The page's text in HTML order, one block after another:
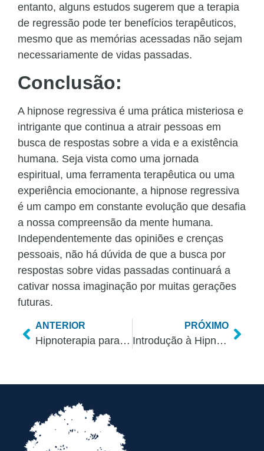
entanto, alguns estudos sugerem que a terapia
de regressão pode ter benefícios terapêuticos,
mesmo que as memórias acessadas não sejam
necessariamente de vidas passadas.
Conclusão:
A hipnose regressiva é uma prática misteriosa e
intrigante que continua a atrair pessoas em
busca de respostas sobre a vida e a existência
humana. Seja vista como uma jornada
espiritual, uma ferramenta terapêutica ou uma
experiência emocionante, a hipnose regressiva
é um campo em constante evolução que desafia
a nossa compreensão da mente humana.
Independentemente das opiniões e crenças
pessoais, não há dúvida de que a busca por
respostas sobre vidas passadas continuará a
cativar nossa imaginação por muitas gerações
futuras.
ANTERIOR
Hipnoterapia para Crianças e Adolescentes: Uma Abordagem Terapêutica Promissora
PRÓXIMO
Introdução à Hipnoterapia: Desvendando os Mistérios da Mente